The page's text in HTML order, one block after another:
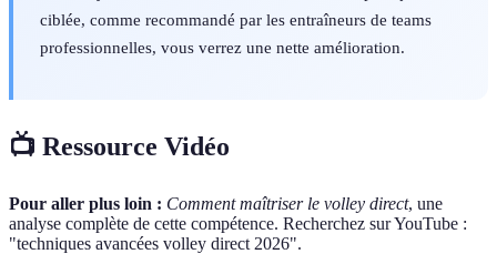
ciblée, comme recommandé par les entraîneurs de teams
professionnelles, vous verrez une nette amélioration.
📺 Ressource Vidéo
Pour aller plus loin : Comment maîtriser le volley direct, une
analyse complète de cette compétence. Recherchez sur YouTube :
"techniques avancées volley direct 2026".